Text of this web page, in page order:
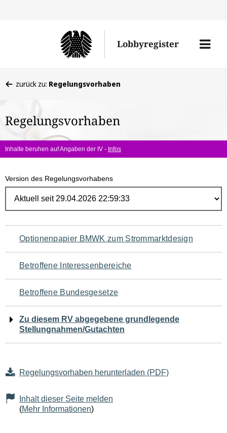
Lobbyregister
Menü
befinden
hier:
zurück zu: Regelungsvorhaben
Regelungsvorhaben
Inhalte beruhen auf Angaben der IV - Infos
Version des Regelungsvorhabens
Navigation
für
den
Seiteninhalt
Optionenpapier BMWK zum Strommarktdesign
Betroffene Interessenbereiche
Betroffene Bundesgesetze
Zu diesem RV abgegebene grundlegende
Stellungnahmen/Gutachten
Regelungsvorhaben herunterladen (PDF)
Inhalt dieser Seite melden
(Mehr Informationen)